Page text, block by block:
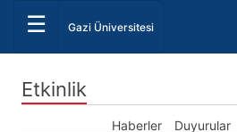
☰ Gazi Üniversitesi
Etkinlik
Haberler Duyurular